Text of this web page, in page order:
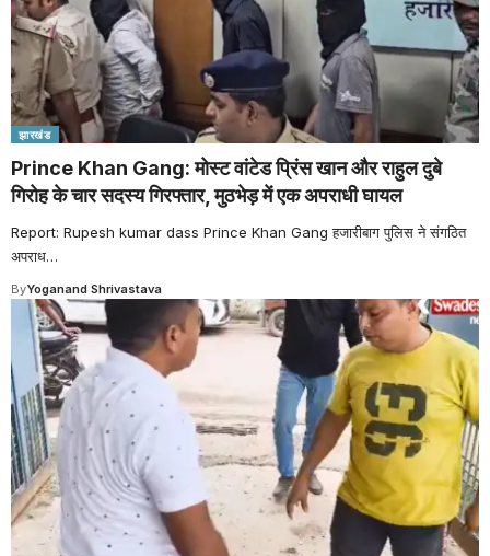
झारखंड
Prince Khan Gang: मोस्ट वांटेड प्रिंस खान और राहुल दुबे
गिरोह के चार सदस्य गिरफ्तार, मुठभेड़ में एक अपराधी घायल
Report: Rupesh kumar dass Prince Khan Gang हजारीबाग पुलिस ने संगठित
अपराध…
ByYoganand Shrivastava